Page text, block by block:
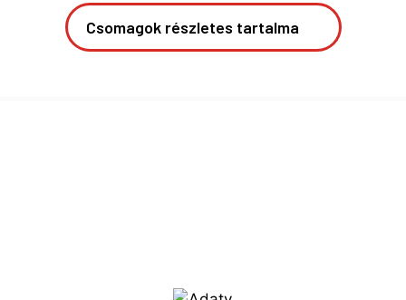
Csomagok részletes tartalma